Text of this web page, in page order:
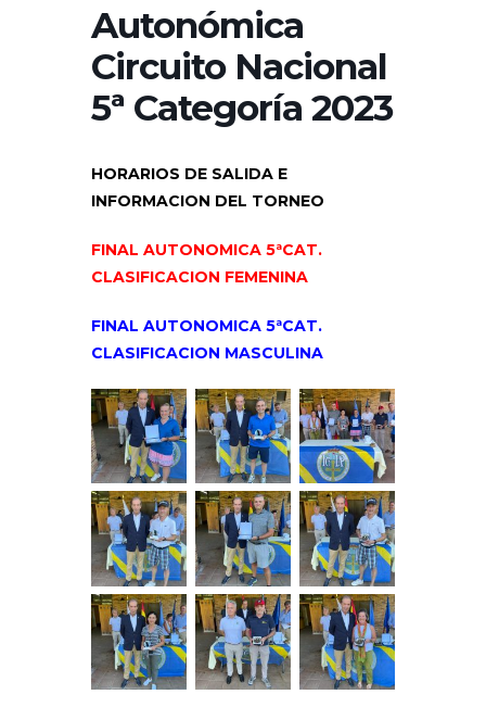
Autonómica
Circuito Nacional
5ª Categoría 2023
HORARIOS DE SALIDA E
INFORMACION DEL TORNEO
FINAL AUTONOMICA 5ªCAT.
CLASIFICACION FEMENINA
FINAL AUTONOMICA 5ªCAT.
CLASIFICACION MASCULINA